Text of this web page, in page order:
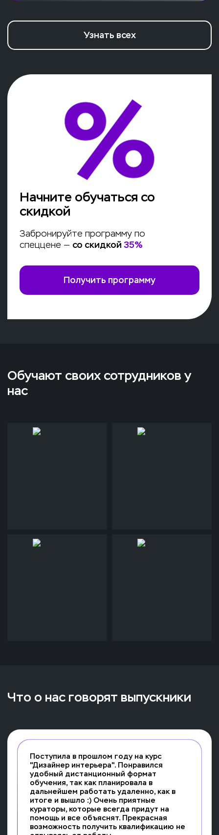
Узнать всех
Начните обучаться со
скидкой
Забронируйте программу по
спеццене — со скидкой 35%
Получить программу
Обучают своих сотрудников у
нас
Что о нас говорят выпускники
Поступила в прошлом году на курс
"Дизайнер интерьера". Понравился
удобный дистанционный формат
обучения, так как планировала в
дальнейшем работать удаленно, как в
итоге и вышло :) Очень приятные
кураторы, которые всегда придут на
помощь и все объяснят. Прекрасная
возможность получить квалификацию не